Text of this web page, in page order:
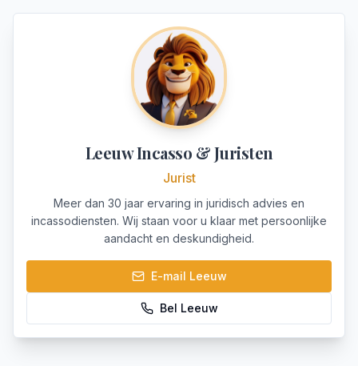
Leeuw Incasso & Juristen
Jurist
Meer dan 30 jaar ervaring in juridisch advies en
incassodiensten. Wij staan voor u klaar met persoonlijke
aandacht en deskundigheid.
E-mail Leeuw
Bel Leeuw